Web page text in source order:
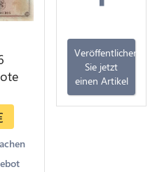
Veröffentlichen
Sie jetzt
einen Artikel